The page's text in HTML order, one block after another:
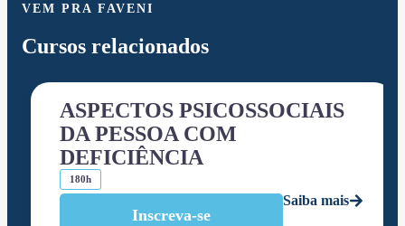
VEM PRA FAVENI
Cursos relacionados
ASPECTOS PSICOSSOCIAIS
DA PESSOA COM
DEFICIÊNCIA
180h
Inscreva-se
Saiba mais